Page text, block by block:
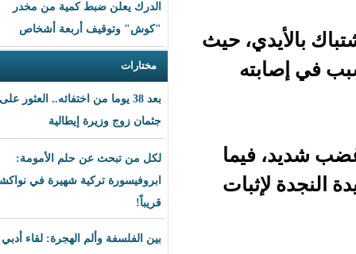
الدرك يعلن ضبط كمية من مخدر
"كوش" وتوقيف أربعة أشخاص
مختارات
بعد 38 يوما من اختفائه.. العثور على
جثمان زوج وزيرة إيطالية
لكل من تبحث عن حلم الأمومة:
ابروفيسورة تركية شهيرة في نواكشوط
بين الفلسفة وألم الهجرة: لقاء أدبي
حيث